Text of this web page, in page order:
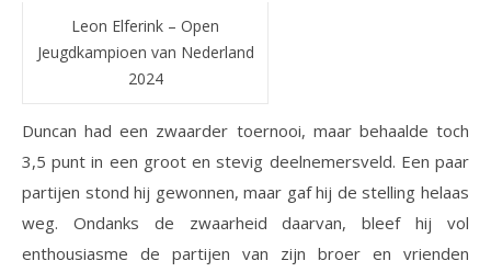
Leon Elferink – Open
Jeugdkampioen van Nederland
2024
Duncan had een zwaarder toernooi, maar behaalde toch
3,5 punt in een groot en stevig deelnemersveld. Een paar
partijen stond hij gewonnen, maar gaf hij de stelling helaas
weg. Ondanks de zwaarheid daarvan, bleef hij vol
enthousiasme de partijen van zijn broer en vrienden